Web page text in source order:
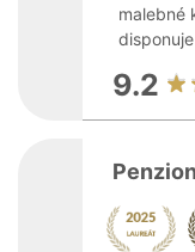
malebné
9.2